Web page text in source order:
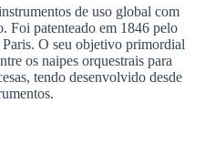
de uso global com
Foi patenteado em 1846 pelo
O seu objetivo primordial
os naipes orquestrais para
tendo desenvolvido desde